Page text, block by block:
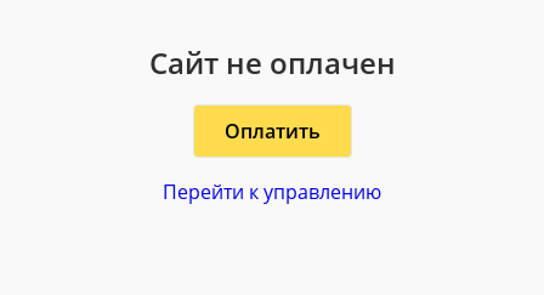
Сайт не оплачен
Оплатить
Перейти к управлению